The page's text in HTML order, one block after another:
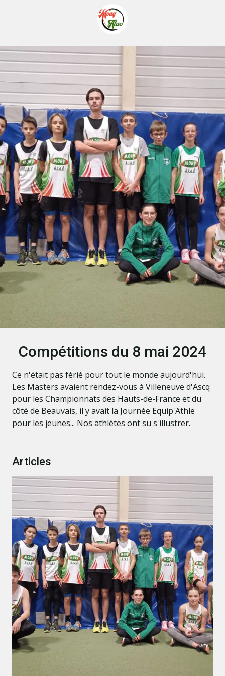
Compétitions du 8 mai 2024
Ce n'était pas férié pour tout le monde aujourd'hui.
Les Masters avaient rendez-vous à Villeneuve d'Ascq
pour les Championnats des Hauts-de-France et du
côté de Beauvais, il y avait la Journée Equip'Athle
pour les jeunes... Nos athlètes ont su s'illustrer.
Articles